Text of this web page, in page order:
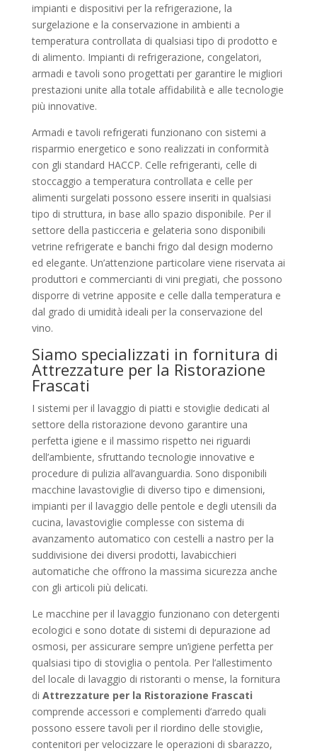
impianti e dispositivi per la refrigerazione, la
surgelazione e la conservazione in ambienti a
temperatura controllata di qualsiasi tipo di prodotto e
di alimento. Impianti di refrigerazione, congelatori,
armadi e tavoli sono progettati per garantire le migliori
prestazioni unite alla totale affidabilità e alle tecnologie
più innovative.
Armadi e tavoli refrigerati funzionano con sistemi a
risparmio energetico e sono realizzati in conformità
con gli standard HACCP. Celle refrigeranti, celle di
stoccaggio a temperatura controllata e celle per
alimenti surgelati possono essere inseriti in qualsiasi
tipo di struttura, in base allo spazio disponibile. Per il
settore della pasticceria e gelateria sono disponibili
vetrine refrigerate e banchi frigo dal design moderno
ed elegante. Un’attenzione particolare viene riservata ai
produttori e commercianti di vini pregiati, che possono
disporre di vetrine apposite e celle dalla temperatura e
dal grado di umidità ideali per la conservazione del
vino.
Siamo specializzati in fornitura di
Attrezzature per la Ristorazione
Frascati
I sistemi per il lavaggio di piatti e stoviglie dedicati al
settore della ristorazione devono garantire una
perfetta igiene e il massimo rispetto nei riguardi
dell’ambiente, sfruttando tecnologie innovative e
procedure di pulizia all’avanguardia. Sono disponibili
macchine lavastoviglie di diverso tipo e dimensioni,
impianti per il lavaggio delle pentole e degli utensili da
cucina, lavastoviglie complesse con sistema di
avanzamento automatico con cestelli a nastro per la
suddivisione dei diversi prodotti, lavabicchieri
automatiche che offrono la massima sicurezza anche
con gli articoli più delicati.
Le macchine per il lavaggio funzionano con detergenti
ecologici e sono dotate di sistemi di depurazione ad
osmosi, per assicurare sempre un’igiene perfetta per
qualsiasi tipo di stoviglia o pentola. Per l’allestimento
del locale di lavaggio di ristoranti o mense, la fornitura
di Attrezzature per la Ristorazione Frascati
comprende accessori e complementi d’arredo quali
possono essere tavoli per il riordino delle stoviglie,
contenitori per velocizzare le operazioni di sbarazzo,